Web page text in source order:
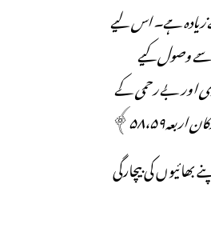
ہے۔ اس لیے
سے وصول کیے
اور بے رحمی کے
اربعہ۵۸،۵۹﴾
کی بیچارگی